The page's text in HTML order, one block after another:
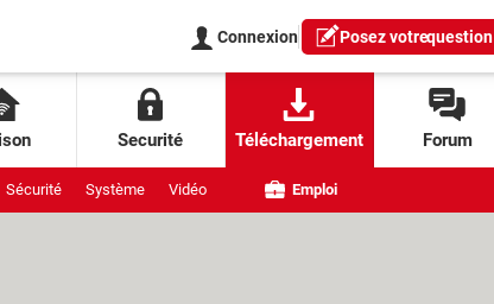
Connexion Posez votrequestion
Securité Téléchargement Forum
Sécurité Système Vidéo Emploi